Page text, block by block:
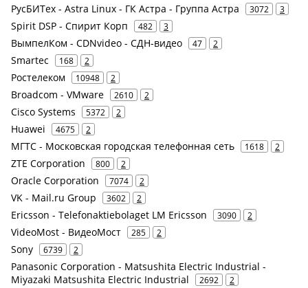
РусБИТех - Astra Linux - ГК Астра - Группа Астра 3072 3
Spirit DSP - Спирит Корп 482 3
ВымпелКом - CDNvideo - СДН-видео 47 2
Smartec 168 2
Ростелеком 10948 2
Broadcom - VMware 2610 2
Cisco Systems 5372 2
Huawei 4675 2
МГТС - Московская городская телефонная сеть 1618 2
ZTE Corporation 800 2
Oracle Corporation 7074 2
VK - Mail.ru Group 3602 2
Ericsson - Telefonaktiebolaget LM Ericsson 3090 2
VideoMost - ВидеоМост 285 2
Sony 6739 2
Panasonic Corporation - Matsushita Electric Industrial -
Miyazaki Matsushita Electric Industrial
2692 2